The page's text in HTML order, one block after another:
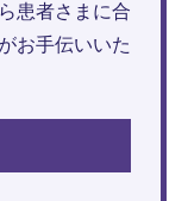
患者さまに合
お手伝いいた